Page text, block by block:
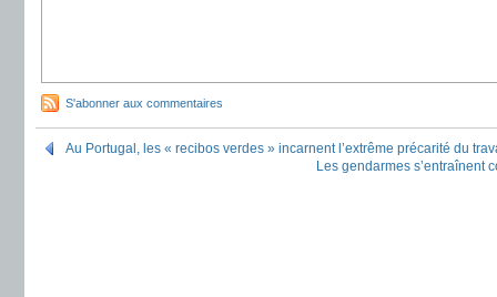
S'abonner aux commentaires
Au Portugal, les « recibos verdes » incarnent l’extrême précarité du
Les gendarmes s’entraînent